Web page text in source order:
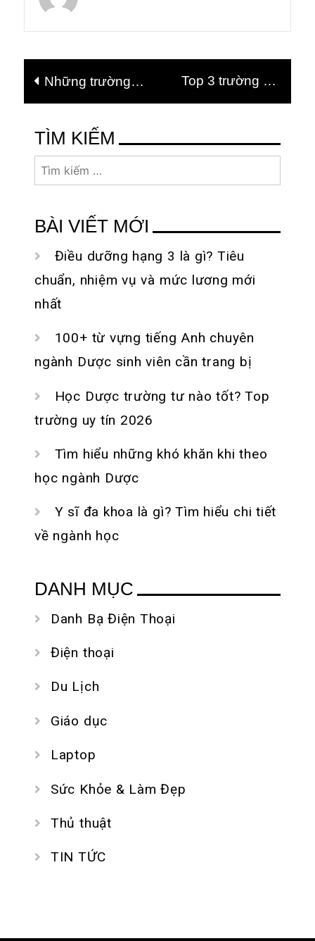
Điều
hướng
viết
Những trường
tuyển sinh ngành
du lịch học
Top 3 trường đại
học đứng đầu về
thông tin
TÌM KIẾM
Tìm
kiếm
cho:
BÀI VIẾT MỚI
Điều dưỡng hạng 3 là gì? Tiêu
chuẩn, nhiệm vụ và mức lương mới
nhất
100+ từ vựng tiếng Anh chuyên
ngành Dược sinh viên cần trang bị
Học Dược trường tư nào tốt? Top
trường uy tín 2026
Tìm hiểu những khó khăn khi theo
học ngành Dược
Y sĩ đa khoa là gì? Tìm hiểu chi tiết
về ngành học
DANH MỤC
Danh Bạ Điện Thoại
Điện thoại
Du Lịch
Giáo dục
Laptop
Sức Khỏe & Làm Đẹp
Thủ thuật
TIN TỨC